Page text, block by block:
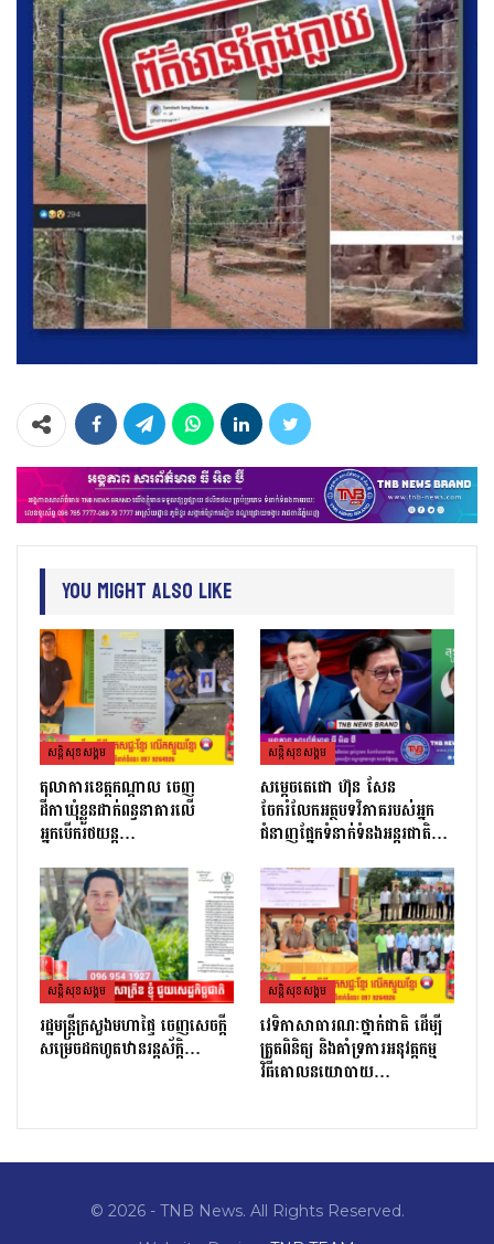
You Might Also Like
សន្តិសុខសង្គម
តុលាការខេត្តកណ្ដាល ចេញ
ដីកាឃុំខ្លួនដាក់ពន្ធនាគារលើ
អ្នកបើករថយន្ត…
សន្តិសុខសង្គម
សម្តេចតេជោ ហ៊ុន សែន
ចែករំលែកអត្ថបទវិភាគរបស់អ្នក
ជំនាញផ្នែកទំនាក់ទំនងអន្តរជាតិ…
សន្តិសុខសង្គម
រដ្ឋមន្ដ្រីក្រសួងមហាផ្ទៃ ចេញសេចក្តី
សម្រេចដកហូតឋានរន្តស័ក្តិ…
សន្តិសុខសង្គម
វេទិកាសាធារណៈថ្នាក់ជាតិ ដើម្បី
ត្រួតពិនិត្យ និងគាំទ្រការអនុវត្តកម្ម
វិធីគោលនយោបាយ…
© 2026 - TNB News. All Rights Reserved.